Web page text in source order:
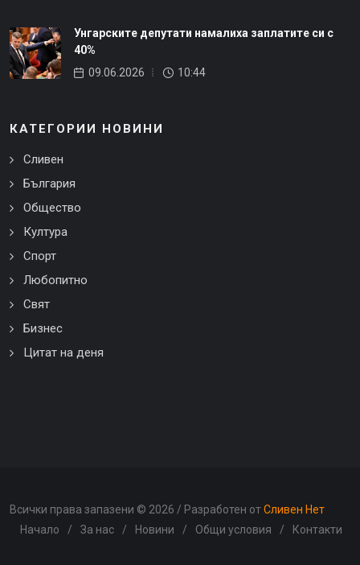
Унгарските депутати намалиха заплатите си с
40%
09.06.2026
10:44
КАТЕГОРИИ НОВИНИ
Сливен
България
Общество
Култура
Спорт
Любопитно
Свят
Бизнес
Цитат на деня
Всички права запазени © 2026 / Разработен отСливен Нет
Начало
/ За нас / Новини / Общи условия / Контакти